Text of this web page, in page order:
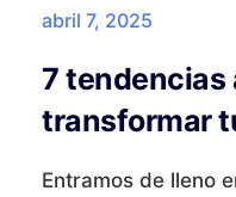
abril 7, 2025
7 tendencias
transformar
Entramos de lleno